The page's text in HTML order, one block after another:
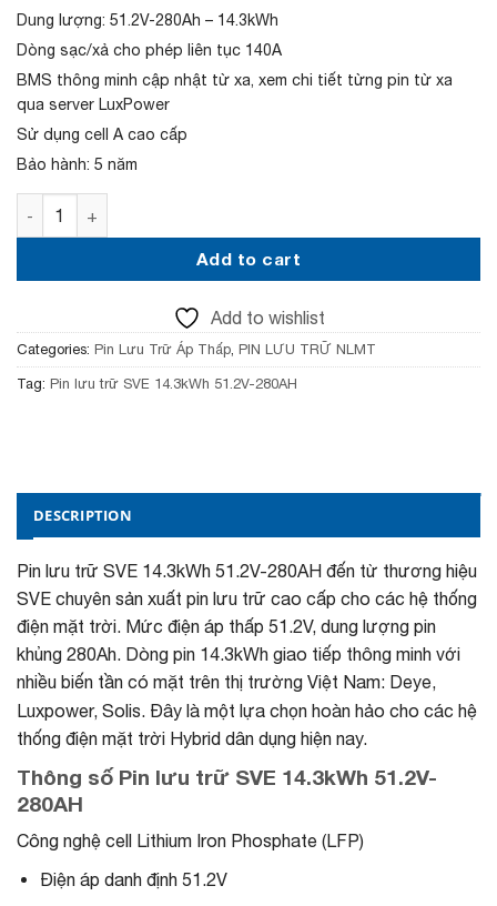
n
a
p
r
i
c
e
:
9
0
0
,
n
t
r
6
,
5
0
0
,
0
0
Dung lượng: 51.2V-280Ah – 14.3kWh
Dòng sạc/xả cho phép liên tục 140A
BMS thông minh cập nhật từ xa, xem chi tiết từng pin từ xa
qua server LuxPower
Sử dụng cell A cao cấp
Bảo hành: 5 năm
Pin lưu trữ SVE 14.3kWh 51.2V-280AH quantity
Add to cart
Add to wishlist
Categories: Pin Lưu Trữ Áp Thấp PIN LƯU TRỮ NLMT
Tag: Pin lưu trữ SVE 14.3kWh 51.2V-280AH
DESCRIPTION
Pin lưu trữ SVE 14.3kWh 51.2V-280AH đến từ thương hiệu
SVE chuyên sản xuất pin lưu trữ cao cấp cho các hệ thống
điện mặt trời. Mức điện áp thấp 51.2V, dung lượng pin
khủng 280Ah. Dòng pin 14.3kWh giao tiếp thông minh với
nhiều biến tần có mặt trên thị trường Việt Nam: Deye,
Luxpower, Solis. Đây là một lựa chọn hoàn hảo cho các hệ
thống điện mặt trời Hybrid dân dụng hiện nay.
Thông số Pin lưu trữ SVE 14.3kWh 51.2V-
280AH
Công nghệ cell Lithium Iron Phosphate (LFP)
Điện áp danh định 51.2V